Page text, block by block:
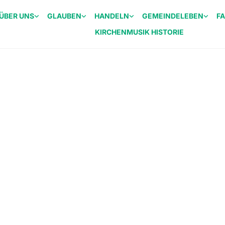
UNS GLAUBEN HANDELN GEMEINDELEBEN
KIRCHENMUSIK HISTORIE